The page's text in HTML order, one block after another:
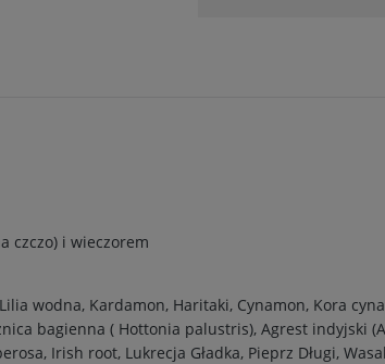
czczo) i wieczorem
wodna, Kardamon, Haritaki, Cynamon, Kora
bagienna ( Hottonia palustris), Agrest indyjski
Irish root, Lukrecja Gładka, Pieprz Długi,